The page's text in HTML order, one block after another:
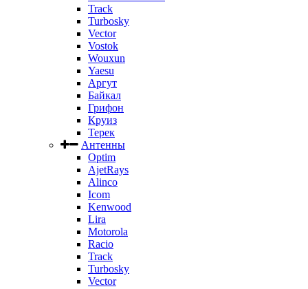
Track
Turbosky
Vector
Vostok
Wouxun
Yaesu
Аргут
Байкал
Грифон
Круиз
Терек
Антенны
Optim
AjetRays
Alinco
Icom
Kenwood
Lira
Motorola
Racio
Track
Turbosky
Vector